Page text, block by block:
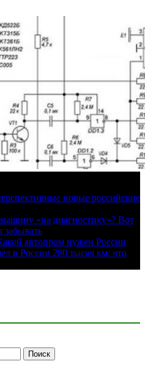
новые российские
«на диагностику»? Вот
забывать
автопром нужен России
в России 280 тысяч км: что